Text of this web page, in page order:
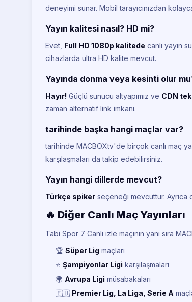
deneyimi sunar. Mobil tarayıcınızdan
Yayın kalitesi nasıl? HD mi?
Evet, Full HD 1080p kalitede canlı yayın
cihazlarda ultra HD kalite mevcut.
Yayında donma veya kesinti olur
Hayır! Güçlü sunucu altyapımız ve CDN
zaman alternatif link imkanı.
tarihinde başka hangi maçlar var?
tarihinde MACBOXtv'de birçok canlı maç
karşılaşmaları da takip edebilirsiniz.
Yayın hangi dillerde mevcut?
Türkçe spiker seçeneği mevcuttur. Ayrıca
🔥 Diğer Canlı Maç Yayınları
Tabi Spor 7 Canlı izle maçının yanı sıra
🏆 Süper Lig maçları
⭐ Şampiyonlar Ligi karşılaşmaları
🌍 Avrupa Ligi müsabakaları
🇪🇺 Premier Lig, La Liga, Serie A